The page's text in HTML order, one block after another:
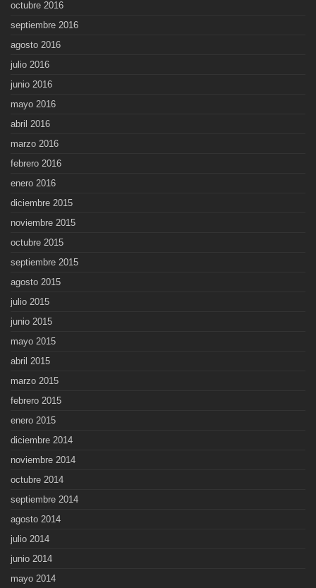
octubre 2016
septiembre 2016
agosto 2016
julio 2016
junio 2016
mayo 2016
abril 2016
marzo 2016
febrero 2016
enero 2016
diciembre 2015
noviembre 2015
octubre 2015
septiembre 2015
agosto 2015
julio 2015
junio 2015
mayo 2015
abril 2015
marzo 2015
febrero 2015
enero 2015
diciembre 2014
noviembre 2014
octubre 2014
septiembre 2014
agosto 2014
julio 2014
junio 2014
mayo 2014